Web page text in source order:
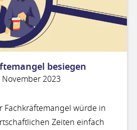
besiegen
November 2023
Fachkräftemangel würde in
Zeiten einfach